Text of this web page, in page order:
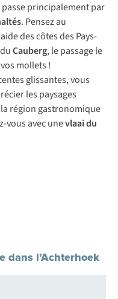
passe principalement par
. Pensez au
des côtes des Pays-
Cauberg, le passage le
mollets !
glissantes, vous
les paysages
région gastronomique
vous avec unevlaai du
dans l’Achterhoek